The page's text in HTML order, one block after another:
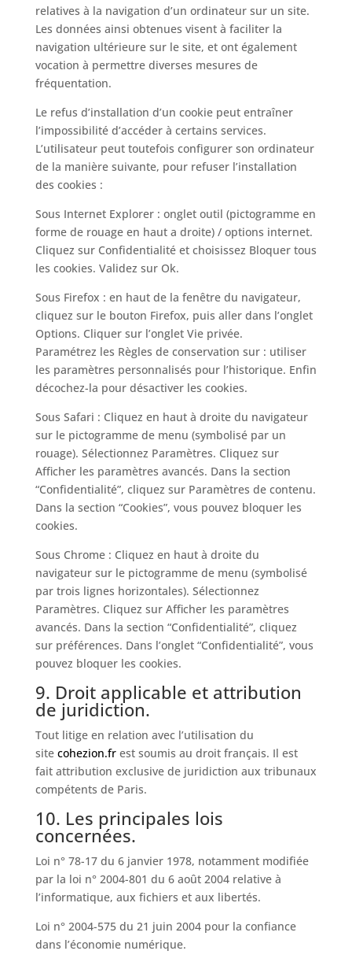
relatives à la navigation d’un ordinateur sur un site.
Les données ainsi obtenues visent à faciliter la
navigation ultérieure sur le site, et ont également
vocation à permettre diverses mesures de
fréquentation.
Le refus d’installation d’un cookie peut entraîner
l’impossibilité d’accéder à certains services.
L’utilisateur peut toutefois configurer son ordinateur
de la manière suivante, pour refuser l’installation
des cookies :
Sous Internet Explorer : onglet outil (pictogramme en
forme de rouage en haut a droite) / options internet.
Cliquez sur Confidentialité et choisissez Bloquer tous
les cookies. Validez sur Ok.
Sous Firefox : en haut de la fenêtre du navigateur,
cliquez sur le bouton Firefox, puis aller dans l’onglet
Options. Cliquer sur l’onglet Vie privée.
Paramétrez les Règles de conservation sur : utiliser
les paramètres personnalisés pour l’historique. Enfin
décochez-la pour désactiver les cookies.
Sous Safari : Cliquez en haut à droite du navigateur
sur le pictogramme de menu (symbolisé par un
rouage). Sélectionnez Paramètres. Cliquez sur
Afficher les paramètres avancés. Dans la section
“Confidentialité”, cliquez sur Paramètres de contenu.
Dans la section “Cookies”, vous pouvez bloquer les
cookies.
Sous Chrome : Cliquez en haut à droite du
navigateur sur le pictogramme de menu (symbolisé
par trois lignes horizontales). Sélectionnez
Paramètres. Cliquez sur Afficher les paramètres
avancés. Dans la section “Confidentialité”, cliquez
sur préférences. Dans l’onglet “Confidentialité”, vous
pouvez bloquer les cookies.
9. Droit applicable et attribution
de juridiction.
Tout litige en relation avec l’utilisation du
site cohezion.fr est soumis au droit français. Il est
fait attribution exclusive de juridiction aux tribunaux
compétents de Paris.
10. Les principales lois
concernées.
Loi n° 78-17 du 6 janvier 1978, notamment modifiée
par la loi n° 2004-801 du 6 août 2004 relative à
l’informatique, aux fichiers et aux libertés.
Loi n° 2004-575 du 21 juin 2004 pour la confiance
dans l’économie numérique.